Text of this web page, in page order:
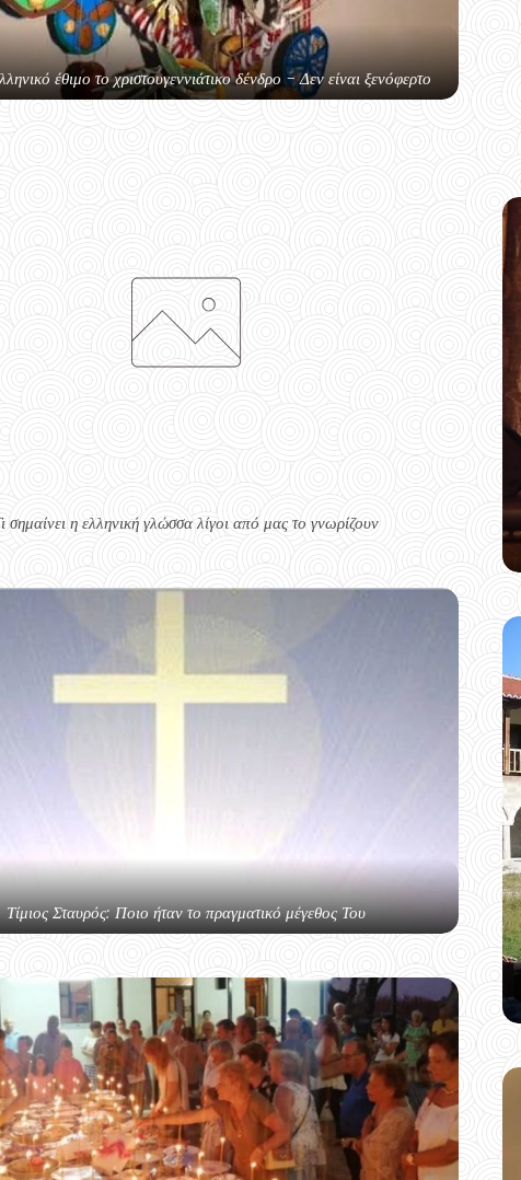
έθιμο το χριστουγεννιάτικο δένδρο - Δεν είναι ξενόφερτο
σημαίνει η ελληνική γλώσσα λίγοι από μας το γνωρίζουν
Τίμιος Σταυρός: Ποιο ήταν το πραγματικό μέγεθος Του